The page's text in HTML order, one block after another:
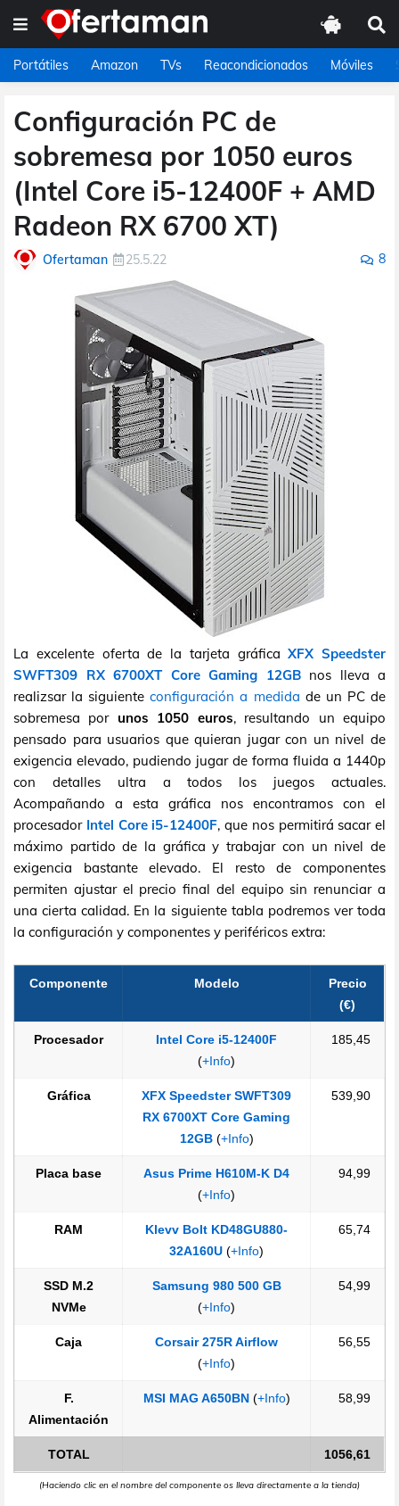
Portátiles Amazon TVs Reacondicionados Móviles
Configuración PC de
sobremesa por 1050 euros
(Intel Core i5-12400F + AMD
Radeon RX 6700 XT)
Ofertaman 25.5.22 8
La excelente oferta de la tarjeta gráficaXFX Speedster
SWFT309 RX 6700XT Core Gaming 12GBnos lleva a
realizsar la siguienteconfiguración a medida de un PC de
sobremesa por unos 1050 euros, resultando un equipo
pensado para usuarios que quieran jugar con un nivel de
exigencia elevado, pudiendo jugar de forma fluida a 1440p
con detalles ultra a todos los juegos actuales.
Acompañando a esta gráfica nos encontramos con el
procesador Intel Core i5-12400F, que nos permitirá sacar el
máximo partido de la gráfica y trabajar con un nivel de
exigencia bastante elevado. El resto de componentes
permiten ajustar el precio final del equipo sin renunciar a
una cierta calidad. En la siguiente tabla podremos ver toda
la configuración y componentes y periféricos extra:
Componente Modelo
Precio
(€)
Procesador
Intel Core i5-12400F
(+Info)
185,45
Gráfica
XFX Speedster SWFT309
RX 6700XT Core Gaming
12GB(+Info)
539,90
Placa base
Asus Prime H610M-K D4
(+Info)
94,99
RAM
Klevv Bolt KD48GU880-
32A160U (+Info)
65,74
SSD M.2
NVMe
Samsung 980 500 GB
(+Info)
54,99
Caja
Corsair 275R Airflow
(+Info)
56,55
F.
Alimentación
MSI MAG A650BN(+Info) 58,99
TOTAL 1056,61
(Haciendo clic en el nombre del componente os lleva directamente a la tienda)